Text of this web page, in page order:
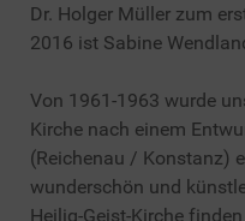
Dr. Holger Müller zum
2016 ist Sabine
Von 1961-1963 wurde
Kirche nach einem
(Reichenau / Konstanz)
wunderschön und
Heilig-Geist-Kirche